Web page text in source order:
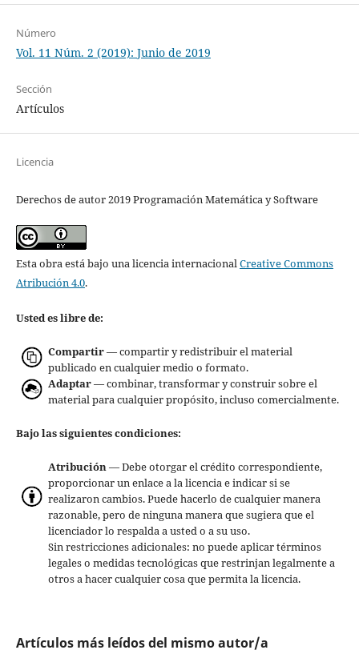
Número
Vol. 11 Núm. 2 (2019): Junio de 2019
Sección
Artículos
Licencia
Derechos de autor 2019 Programación Matemática y Software
Esta obra está bajo una licencia internacionalCreative Commons
Atribución 4.0.
Usted es libre de:
Compartir— compartir y redistribuir el material
publicado en cualquier medio o formato.
Adaptar— combinar, transformar y construir sobre el
material para cualquier propósito, incluso comercialmente.
Bajo las siguientes condiciones:
Atribución— Debe otorgar el crédito correspondiente,
proporcionar un enlace a la licencia e indicar si se
realizaron cambios. Puede hacerlo de cualquier manera
razonable, pero de ninguna manera que sugiera que el
licenciador lo respalda a usted o a su uso.
Sin restricciones adicionales: no puede aplicar términos
legales o medidas tecnológicas que restrinjan legalmente a
otros a hacer cualquier cosa que permita la licencia.
Artículos más leídos del mismo autor/a